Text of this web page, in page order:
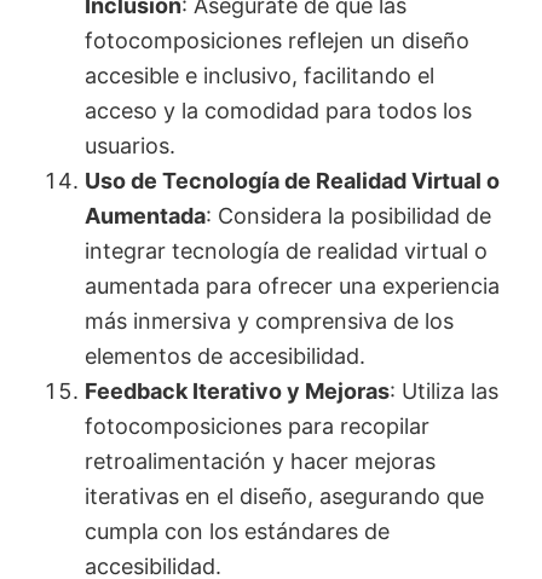
Inclusión: Asegúrate de que las
fotocomposiciones reflejen un diseño
accesible e inclusivo, facilitando el
acceso y la comodidad para todos los
usuarios.
Uso de Tecnología de Realidad Virtual o
Aumentada: Considera la posibilidad de
integrar tecnología de realidad virtual o
aumentada para ofrecer una experiencia
más inmersiva y comprensiva de los
elementos de accesibilidad.
Feedback Iterativo y Mejoras: Utiliza las
fotocomposiciones para recopilar
retroalimentación y hacer mejoras
iterativas en el diseño, asegurando que
cumpla con los estándares de
accesibilidad.